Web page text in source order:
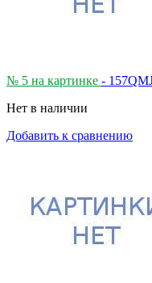
№ 5 на картинке -
Нет в наличии
Добавить к сравнению